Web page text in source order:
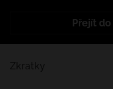
Přejít